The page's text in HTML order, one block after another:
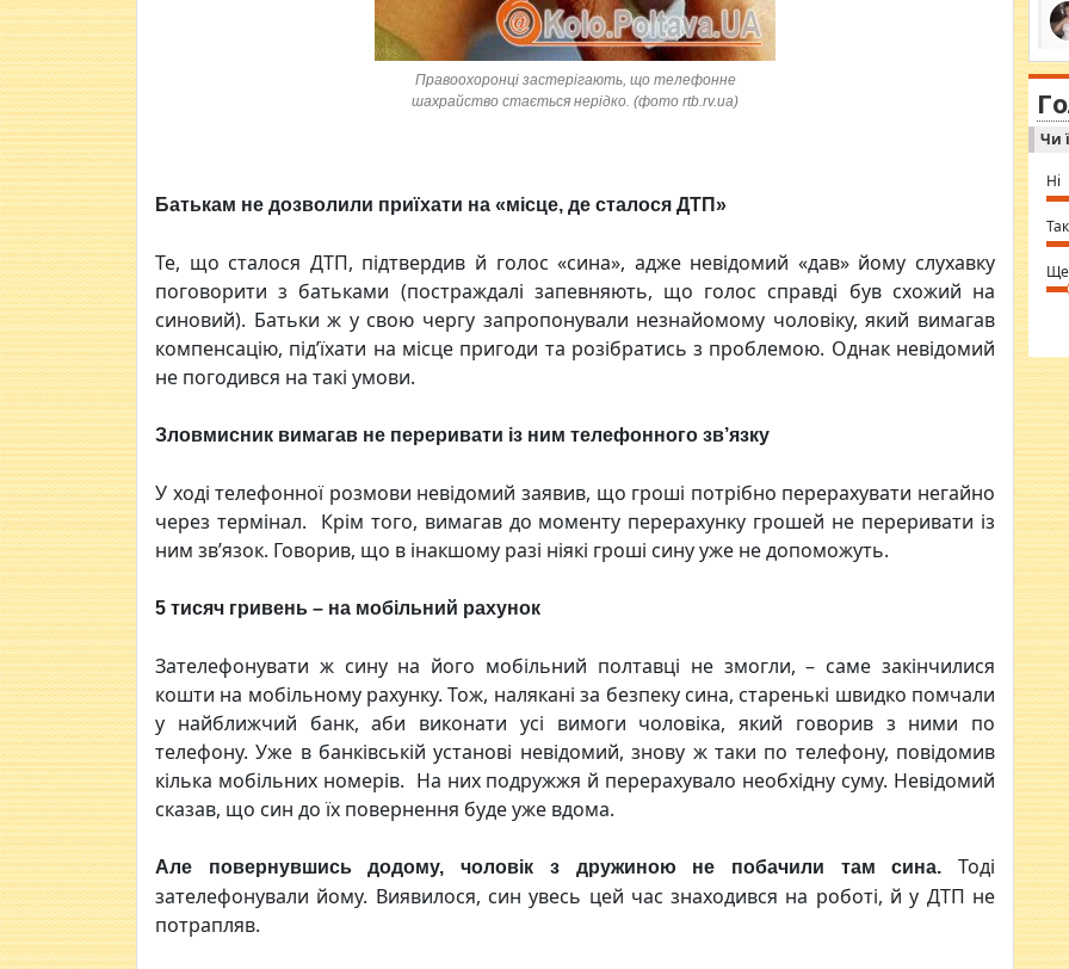
Правоохоронці застерігають, що телефонне
шахрайство стається нерідко. (фото rtb.rv.ua)
Батькам не дозволили приїхати на «місце, де сталося ДТП»
Те, що сталося ДТП, підтвердив й голос «сина», адже невідомий «дав» йому слухавку
поговорити з батьками (постраждалі запевняють, що голос справді був схожий на
синовий). Батьки ж у свою чергу запропонували незнайомому чоловіку, який вимагав
компенсацію, під’їхати на місце пригоди та розібратись з проблемою. Однак невідомий
не погодився на такі умови.
Зловмисник вимагав не переривати із ним телефонного зв’язку
У ході телефонної розмови невідомий заявив, що гроші потрібно перерахувати негайно
через термінал. Крім того, вимагав до моменту перерахунку грошей не переривати із
ним зв’язок. Говорив, що в інакшому разі ніякі гроші сину уже не допоможуть.
5 тисяч гривень – на мобільний рахунок
Зателефонувати ж сину на його мобільний полтавці не змогли, – саме закінчилися
кошти на мобільному рахунку. Тож, налякані за безпеку сина, старенькі швидко помчали
у найближчий банк, аби виконати усі вимоги чоловіка, який говорив з ними по
телефону. Уже в банківській установі невідомий, знову ж таки по телефону, повідомив
кілька мобільних номерів. На них подружжя й перерахувало необхідну суму. Невідомий
сказав, що син до їх повернення буде уже вдома.
Але повернувшись додому, чоловік з дружиною не побачили там сина.
Тоді
зателефонували йому. Виявилося, син увесь цей час знаходився на роботі, й у ДТП не
потрапляв.
за
ми
in
⇒
Чи
Ні
Так
Ще